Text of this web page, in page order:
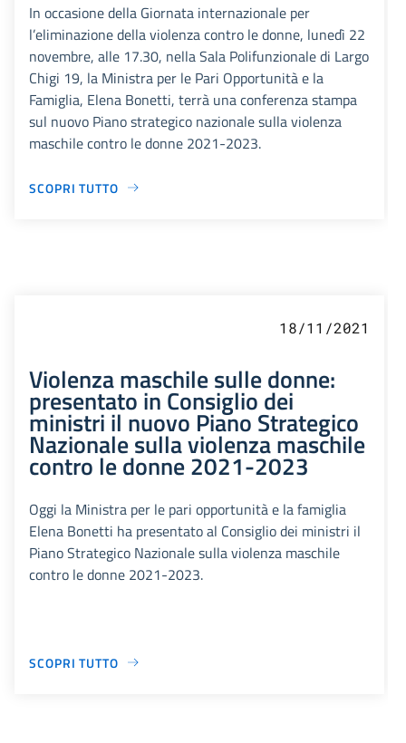
In occasione della Giornata internazionale per
l’eliminazione della violenza contro le donne, lunedì 22
novembre, alle 17.30, nella Sala Polifunzionale di Largo
Chigi 19, la Ministra per le Pari Opportunità e la
Famiglia, Elena Bonetti, terrà una conferenza stampa
sul nuovo Piano strategico nazionale sulla violenza
maschile contro le donne 2021-2023.
SCOPRI TUTTO
18/11/2021
Violenza maschile sulle donne:
presentato in Consiglio dei
ministri il nuovo Piano Strategico
Nazionale sulla violenza maschile
contro le donne 2021-2023
Oggi la Ministra per le pari opportunità e la famiglia
Elena Bonetti ha presentato al Consiglio dei ministri il
Piano Strategico Nazionale sulla violenza maschile
contro le donne 2021-2023.
SCOPRI TUTTO